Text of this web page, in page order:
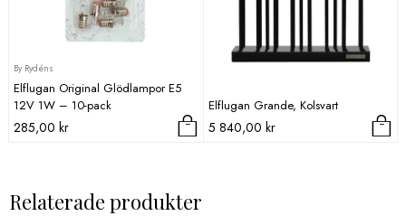
By Rydéns
Elflugan Original Glödlampor E5
12V 1W – 10-pack
285,00 kr
Elflugan Grande, Kolsvart
5 840,00 kr
Relaterade produkter